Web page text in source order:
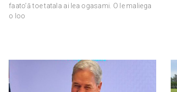
faato’ā toe tatala ai lea ogasami. O le maliega
o loo